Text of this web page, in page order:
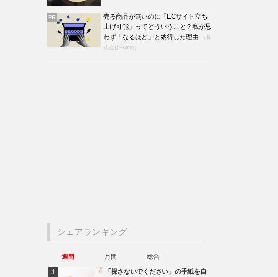
PR
売る商品が無いのに「ECサイト立ち
上げ可能」ってどういうこと？私が思
わず「なるほど」と納得した理由
（株
式会社Fulmo）
シェアランキング
週間 月間
総合
「探さないでください」の手紙を自